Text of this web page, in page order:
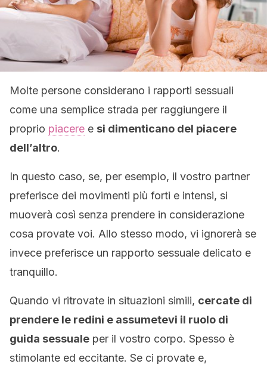
Molte persone considerano i rapporti sessuali
come una semplice strada per raggiungere il
proprio piacere e si dimenticano del piacere
dell’altro.
In questo caso, se, per esempio, il vostro partner
preferisce dei movimenti più forti e intensi, si
muoverà così senza prendere in considerazione
cosa provate voi. Allo stesso modo, vi ignorerà se
invece preferisce un rapporto sessuale delicato e
tranquillo.
Quando vi ritrovate in situazioni simili, cercate di
prendere le redini e assumetevi il ruolo di
guida sessuale per il vostro corpo. Spesso è
stimolante ed eccitante. Se ci provate e,